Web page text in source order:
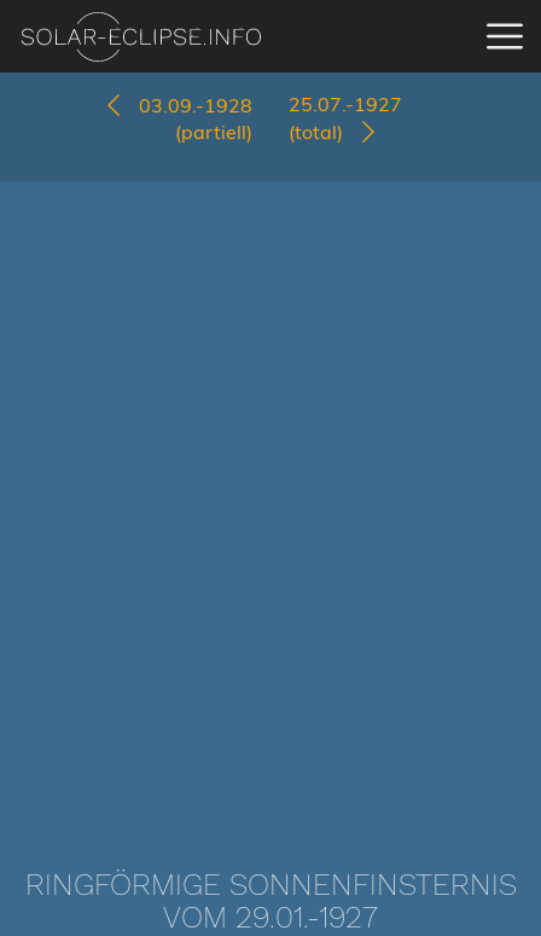
03.09.-1928
(partiell)
25.07.-1927
(total)
RINGFÖRMIGE SONNENFINSTERNIS
VOM 29.01.-1927